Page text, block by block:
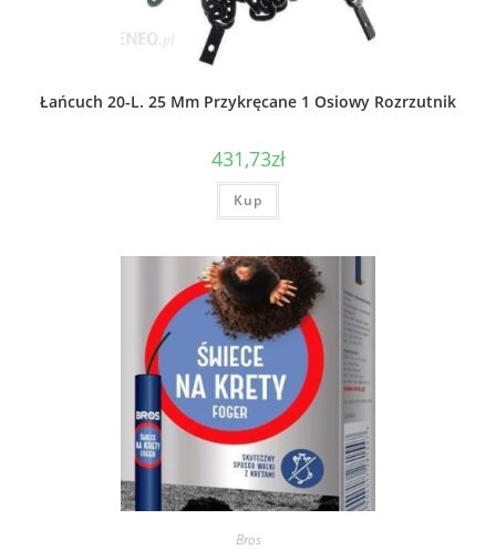
Łańcuch 20-L. 25 Mm Przykręcane 1 Osiowy Rozrzutnik
431,73zł
Kup
Bros